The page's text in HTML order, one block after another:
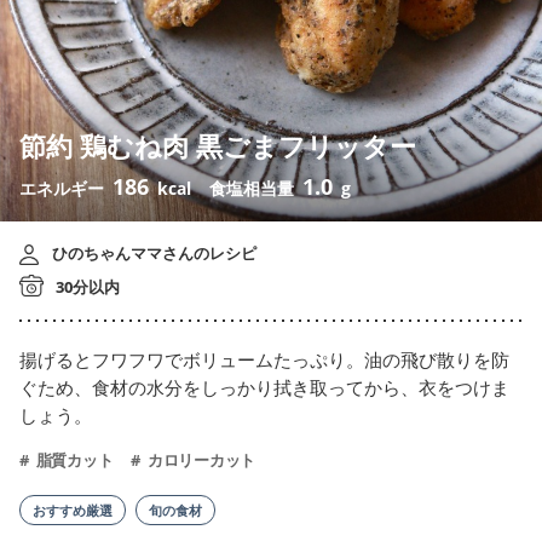
節約 鶏むね肉 黒ごまフリッター
エネルギー 186 kcal 食塩相当量1.0 g
ひのちゃんママさんのレシピ
30分以内
揚げるとフワフワでボリュームたっぷり。油の飛び散りを防
ぐため、食材の水分をしっかり拭き取ってから、衣をつけま
しょう。
脂質カット カロリーカット
おすすめ厳選 旬の食材